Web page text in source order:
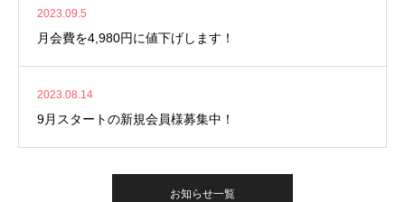
2023.09.5
月会費を4,980円に値下げします！
2023.08.14
9月スタートの新規会員様募集中！
お知らせ一覧